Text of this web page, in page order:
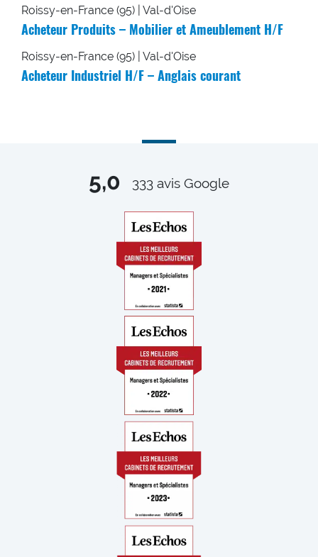
Roissy-en-France (95) | Val-d'Oise
Acheteur Produits – Mobilier et Ameublement H/F
Roissy-en-France (95) | Val-d'Oise
Acheteur Industriel H/F – Anglais courant
5,0 333 avis Google